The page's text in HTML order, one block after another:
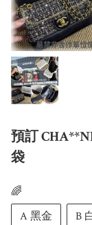
預訂
袋
🌈
A 黑金
B